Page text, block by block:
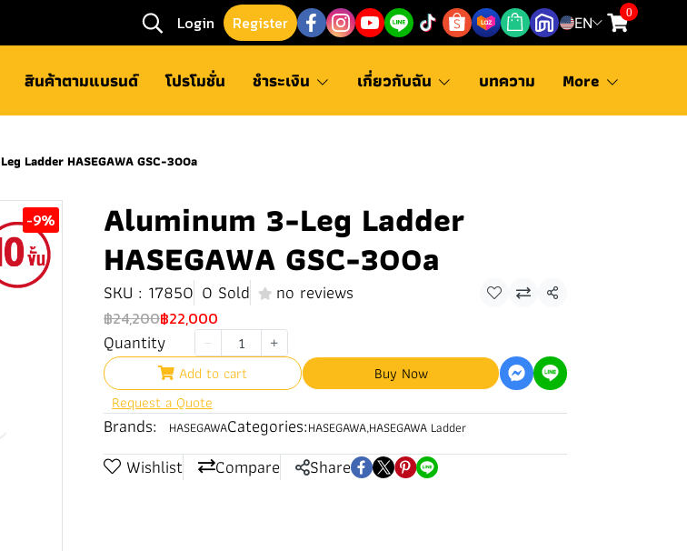
Login Register EN
0
สินค้าตามแบรนด์ โปรโมชั่น ชำระเงิน เกี่ยวกับฉัน บทความ More
Ladder HASEGAWA GSC-300a
-9% Aluminum 3-Leg Ladder
HASEGAWA GSC-300a
SKU : 17850 0 Sold no reviews Share
฿24,200฿22,000
Quantity
Add to cart
Buy Now
Request a Quote
Brands: HASEGAWACategories:HASEGAWA,HASEGAWA Ladder
Wishlist Compare Share